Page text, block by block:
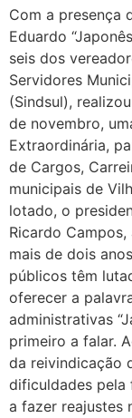
Com a presença
Eduardo
seis dos
Servidores
(Sindsul),
de novembro,
Extraordinária,
de Cargos,
municipais de
lotado, o
Ricardo
mais de dois
públicos têm
oferecer a
administrativas
primeiro a falar.
da reivindicação
dificuldades
a fazer reajustes